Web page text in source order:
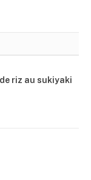
riz au sukiyaki